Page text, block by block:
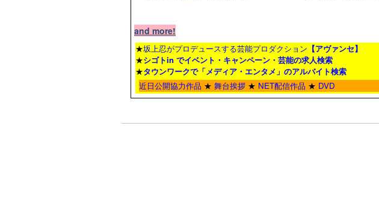
and more!
★坂上忍がプロデュースする芸能プロダクション 【アヴァンセ】
★シゴトin でイベント・キャンペーン・芸能の求人検索
★タウンワークで「メディア・エンタメ」のアルバイト検索
近日公開協力作品 ★ 舞台挨拶 ★ NET配信作品 ★ DVD